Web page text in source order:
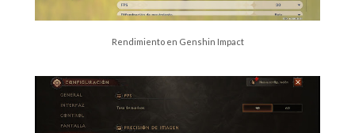
Rendimiento en Genshin Impact